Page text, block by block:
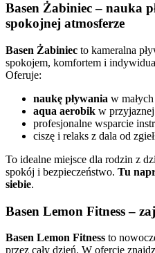
Basen Żabiniec – nauka
spokojnej atmosferze
Basen Żabiniec to kameralna
spokojem, komfortem i
Oferuje:
naukę pływania w
aqua aerobik w
profesjonalne wsparcie
ciszę i relaks z dala od
To idealne miejsce dla rodzin z
spokój i bezpieczeństwo. Tu
siebie.
Basen Lemon Fitness –
Basen Lemon Fitness to
przez cały dzień. W ofercie